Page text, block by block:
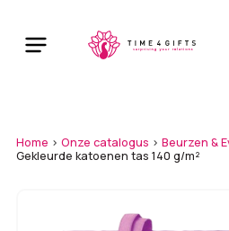
main
Home > Onze catalogus > Beurzen &
Gekleurde katoenen tas 140 g/m²